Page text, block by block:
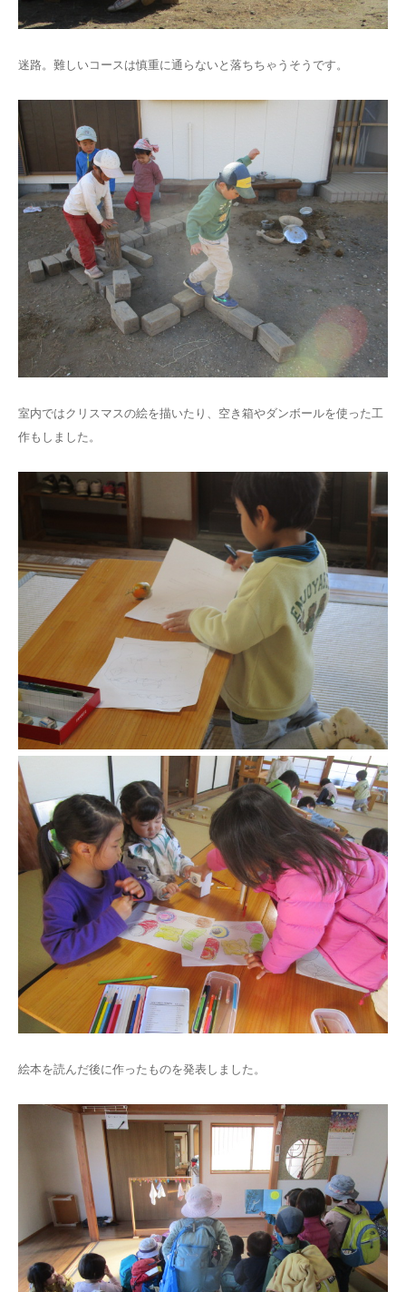
迷路。難しいコースは慎重に通らないと落ちちゃうそうです。
室内ではクリスマスの絵を描いたり、空き箱やダンボールを使った工
作もしました。
絵本を読んだ後に作ったものを発表しました。